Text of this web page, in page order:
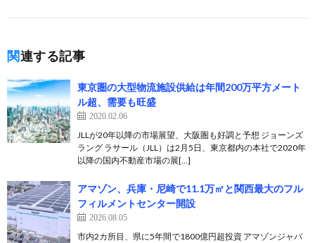
関連する記事
東京圏の大型物流施設供給は年間200万平方メート
ル超、需要も旺盛
2020.02.06
JLLが20年以降の市場展望、大阪圏も好調と予想 ジョーンズ
ラング ラサール（JLL）は2月5日、東京都内の本社で2020年
以降の国内不動産市場の展[…]
アマゾン、兵庫・尼崎で11.1万㎡と関西最大のフル
フィルメントセンター開設
2026.08.05
市内2カ所目、県に5年間で1800億円超投資 アマゾンジャパ